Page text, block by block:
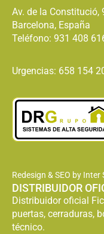
Av. de la Constitució,
Barcelona, España
Teléfono: 931 408
Urgencias: 658 154
Redesign & SEO by Inter
DISTRIBUIDOR
Distribuidor oficial
puertas, cerraduras,
técnico.